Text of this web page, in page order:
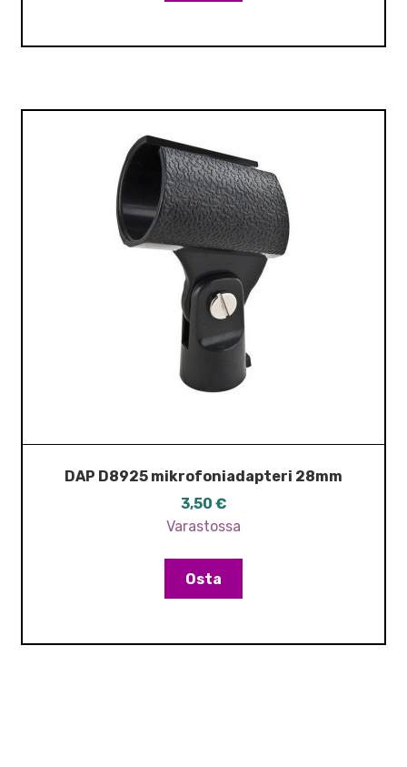
DAP D8925 mikrofoniadapteri 28mm
3,50 €
Varastossa
Osta